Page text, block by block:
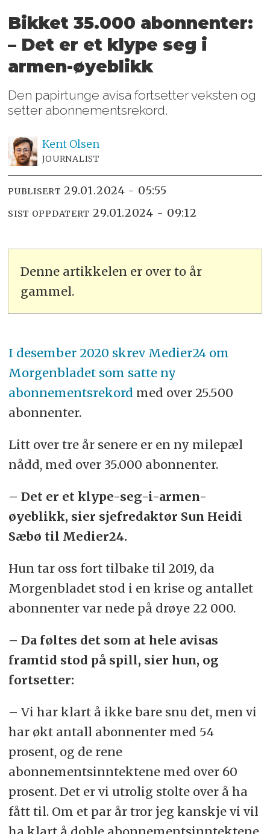
Bikket 35.000 abonnenter:
– Det er et klype seg i
armen-øyeblikk
Den papirtunge avisa fortsetter veksten og
setter abonnementsrekord.
Kent Olsen
JOURNALIST
PUBLISERT 29.01.2024 - 05:55
SIST OPPDATERT 29.01.2024 - 09:12
Denne artikkelen er over to år
gammel.
I desember 2020 skrev Medier24 om
Morgenbladet som satte ny
abonnementsrekord med over 25.500
abonnenter.
Litt over tre år senere er en ny milepæl
nådd, med over 35.000 abonnenter.
– Det er et klype-seg-i-armen-
øyeblikk, sier sjefredaktør Sun Heidi
Sæbø til Medier24.
Hun tar oss fort tilbake til 2019, da
Morgenbladet stod i en krise og antallet
abonnenter var nede på drøye 22 000.
– Da føltes det som at hele avisas
framtid stod på spill, sier hun, og
fortsetter:
– Vi har klart å ikke bare snu det, men vi
har økt antall abonnenter med 54
prosent, og de rene
abonnementsinntektene med over 60
prosent. Det er vi utrolig stolte over å ha
fått til. Om et par år tror jeg kanskje vi vil